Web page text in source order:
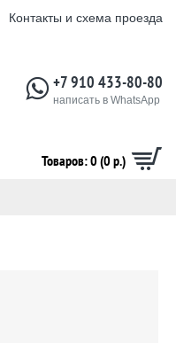
Контакты и схема проезда
+7 910 433-80-80
написать в WhatsApp
Товаров: 0 (0 р.)